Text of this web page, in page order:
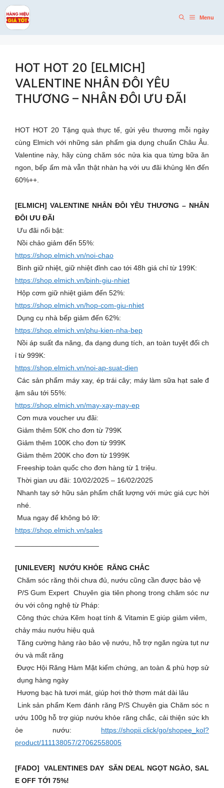
Skip
to
content
Menu
HOT HOT 20 [ELMICH]
VALENTINE NHÂN ĐÔI YÊU
THƯƠNG – NHÂN ĐÔI ƯU ĐÃI
HOT HOT 20 Tặng quà thực tế, gửi yêu thương mỗi ngày
cùng Elmich với những sản phẩm gia dụng chuẩn Châu Âu.
Valentine này, hãy cùng chăm sóc nửa kia qua từng bữa ăn
ngon, bếp ấm mà vẫn thật nhàn hạ với ưu đãi khủng lên đến
60%++.
[ELMICH] VALENTINE NHÂN ĐÔI YÊU THƯƠNG – NHÂN
ĐÔI ƯU ĐÃI
Ưu đãi nổi bật:
Nồi chảo giảm đến 55%:
https://shop.elmich.vn/noi-chao
Bình giữ nhiệt, giữ nhiệt đỉnh cao tới 48h giá chỉ từ 199K:
https://shop.elmich.vn/binh-giu-nhiet
Hộp cơm giữ nhiệt giảm đến 52%:
https://shop.elmich.vn/hop-com-giu-nhiet
Dụng cụ nhà bếp giảm đến 62%:
https://shop.elmich.vn/phu-kien-nha-bep
Nồi áp suất đa năng, đa dạng dung tích, an toàn tuyệt đối ch
ỉ từ 999K:
https://shop.elmich.vn/noi-ap-suat-dien
Các sản phẩm máy xay, ép trái cây; máy làm sữa hạt sale đ
ậm sâu tới 55%:
https://shop.elmich.vn/may-xay-may-ep
Cơn mưa voucher ưu đãi:
Giảm thêm 50K cho đơn từ 799K
Giảm thêm 100K cho đơn từ 999K
Giảm thêm 200K cho đơn từ 1999K
Freeship toàn quốc cho đơn hàng từ 1 triệu.
Thời gian ưu đãi: 10/02/2025 – 16/02/2025
Nhanh tay sở hữu sản phẩm chất lượng với mức giá cực hời
nhé.
Mua ngay để không bỏ lỡ:
https://shop.elmich.vn/sales
[UNILEVER] NƯỚU KHỎE RĂNG CHẮC
Chăm sóc răng thôi chưa đủ, nướu cũng cần được bảo vệ
P/S Gum Expert Chuyên gia tiên phong trong chăm sóc nư
ớu với công nghệ từ Pháp:
Công thức chứa Kẽm hoạt tính & Vitamin E giúp giảm viêm,
chảy máu nướu hiệu quả
Tăng cường hàng rào bảo vệ nướu, hỗ trợ ngăn ngừa tụt nư
ớu và mất răng
Được Hội Răng Hàm Mặt kiểm chứng, an toàn & phù hợp sử
dụng hàng ngày
Hương bạc hà tươi mát, giúp hơi thở thơm mát dài lâu
Link sản phẩm Kem đánh răng P/S Chuyên gia Chăm sóc n
ướu 100g hỗ trợ giúp nướu khỏe răng chắc, cải thiện sức kh
ỏe nướu: https://shopii.click/go/shopee_kol?
product/111138057/27062558005
[FADO] VALENTINES DAY SĂN DEAL NGỌT NGÀO, SAL
E OFF TỚI 75%!